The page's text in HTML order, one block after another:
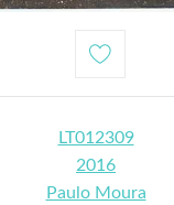
LT012309
2016
Paulo Moura